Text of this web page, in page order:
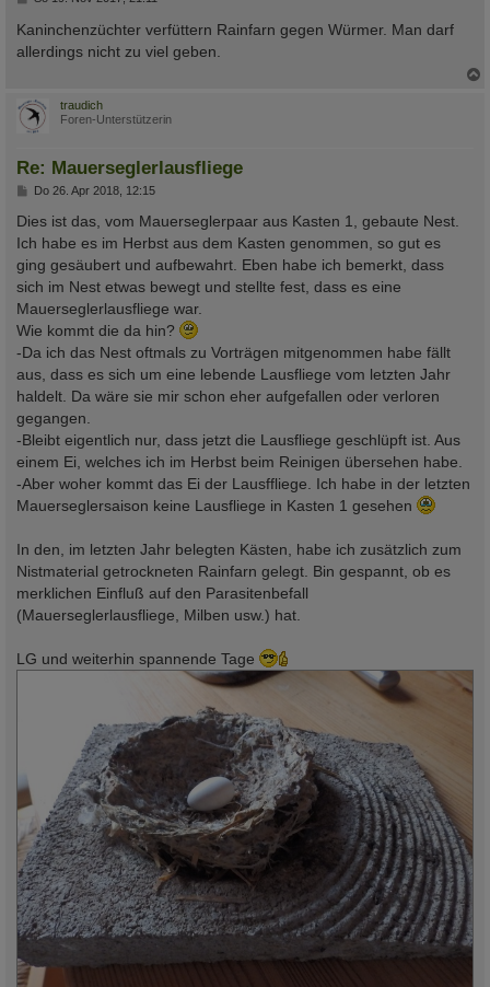
i
r
Kaninchenzüchter verfüttern Rainfarn gegen Würmer. Man darf
allerdings nicht zu viel geben.
traudich
Foren-Unterstützerin
Re: Mauerseglerlausfliege
B
i
r
a
g
Do 26. Apr 2018, 12:15
Dies ist das, vom Mauerseglerpaar aus Kasten 1, gebaute Nest.
Ich habe es im Herbst aus dem Kasten genommen, so gut es
ging gesäubert und aufbewahrt. Eben habe ich bemerkt, dass
sich im Nest etwas bewegt und stellte fest, dass es eine
Mauerseglerlausfliege war.
Wie kommt die da hin?
-Da ich das Nest oftmals zu Vorträgen mitgenommen habe fällt
aus, dass es sich um eine lebende Lausfliege vom letzten Jahr
haldelt. Da wäre sie mir schon eher aufgefallen oder verloren
gegangen.
-Bleibt eigentlich nur, dass jetzt die Lausfliege geschlüpft ist. Aus
einem Ei, welches ich im Herbst beim Reinigen übersehen habe.
-Aber woher kommt das Ei der Lausffliege. Ich habe in der letzten
Mauerseglersaison keine Lausfliege in Kasten 1 gesehen
In den, im letzten Jahr belegten Kästen, habe ich zusätzlich zum
Nistmaterial getrockneten Rainfarn gelegt. Bin gespannt, ob es
merklichen Einfluß auf den Parasitenbefall
(Mauerseglerlausfliege, Milben usw.) hat.
LG und weiterhin spannende Tage